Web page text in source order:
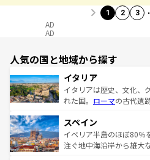
1 2 3
AD
AD
人気の国と地域から探す
イタリア
イタリアは歴史、文化、
れた国。 ローマの古代遺
ろん、トスカーナの美し
景など、自然景観も見逃
ピザやパスタなど、絶品
スペイン
イベリア半島のほぼ80％
注ぐ地中海沿岸から雄大